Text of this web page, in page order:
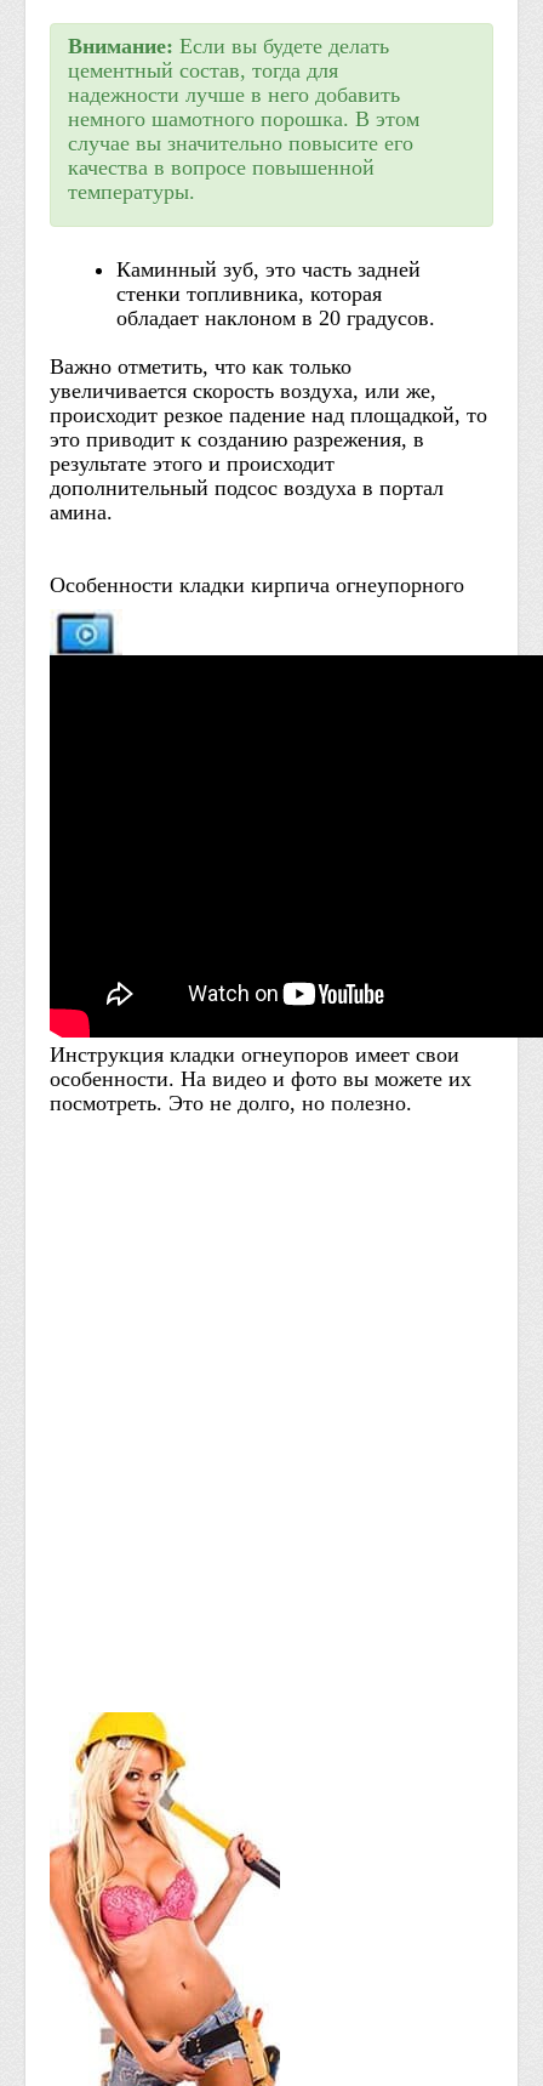
Внимание: Если вы будете делать
цементный состав, тогда для
надежности лучше в него добавить
немного шамотного порошка. В этом
случае вы значительно повысите его
качества в вопросе повышенной
температуры.
Каминный зуб, это часть задней
стенки топливника, которая
обладает наклоном в 20 градусов.
Важно отметить, что как только
увеличивается скорость воздуха, или же,
происходит резкое падение над площадкой, то
это приводит к созданию разрежения, в
результате этого и происходит
дополнительный подсос воздуха в портал
амина.
Особенности кладки кирпича огнеупорного
Инструкция кладки огнеупоров имеет свои
особенности. На видео и фото вы можете их
посмотреть. Это не долго, но полезно.